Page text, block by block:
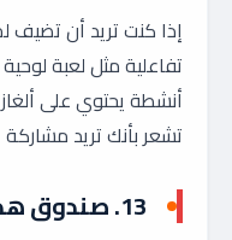
إذا كنت تريد أن تضيف
تفاعلية مثل لعبة
أنشطة يحتوي على
تشعر بأنك تريد
13. صندوق